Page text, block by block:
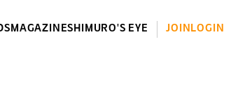
MAGAZINES HIMURO'S EYE JOIN LOGIN